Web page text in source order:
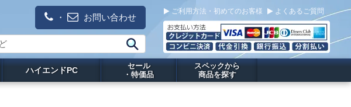
・ お問い合わせ
ご利用方法・初めてのお客様 よくあるご質問
ハイエンドPC
セール
・特価品
スペックから
商品を探す